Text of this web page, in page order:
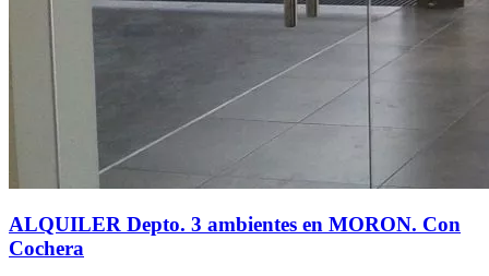
ALQUILER Depto. 3 ambientes en MORON. Con
Cochera